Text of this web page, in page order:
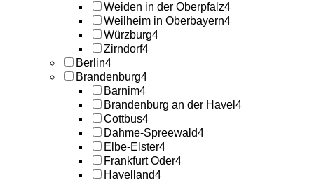
Weiden in der Oberpfalz4
Weilheim in Oberbayern4
Würzburg4
Zirndorf4
Berlin4
Brandenburg4
Barnim4
Brandenburg an der Havel 4
Cottbus4
Dahme-Spreewald4
Elbe-Elster4
Frankfurt Oder4
Havelland4